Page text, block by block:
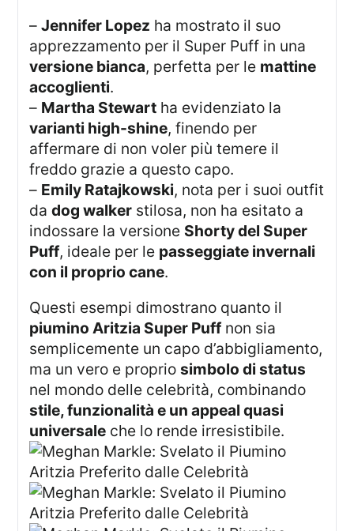
–Jennifer Lopez ha mostrato il suo
apprezzamento per il Super Puff in una
versione bianca, perfetta per le mattine
accoglienti.
– Martha Stewart ha evidenziato la
varianti high-shine, finendo per
affermare di non voler più temere il
freddo grazie a questo capo.
– Emily Ratajkowski, nota per i suoi outfit
dadog walker stilosa, non ha esitato a
indossare la versione Shorty del Super
Puff, ideale per le passeggiate invernali
con il proprio cane.
Questi esempi dimostrano quanto il
piumino Aritzia Super Puff non sia
semplicemente un capo d’abbigliamento,
ma un vero e propriosimbolo di status
nel mondo delle celebrità, combinando
stile, funzionalità e un appeal quasi
universale che lo rende irresistibile.